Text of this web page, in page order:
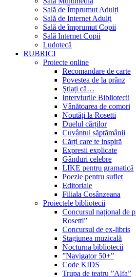
Sală de Împrumut Adulți
Sală de Internet Adulți
Sală de împrumut Copii
Sală Internet Copii
Ludotecă
RUBRICI
Proiecte online
Recomandare de carte
Povestea de la prânz
Știați că…
Interviurile Bibliotecii
Vânătoarea de comori
Noutăți la Rosetti
Duelul cărților
Cuvântul săptămânii
Cărți care te inspiră
Expresii explicate
Gânduri celebre
LIKE pentru gramatică
Poezie pentru suflet
Editoriale
Filiala Cosânzeana
Proiectele bibliotecii
Concursul național de
Rosetti”
Concursul de ex-libris
Stagiunea muzicală
Nocturna bibliotecii
”Navigator 50+”
Code KIDS
Trupa de teatru ”Alfa”